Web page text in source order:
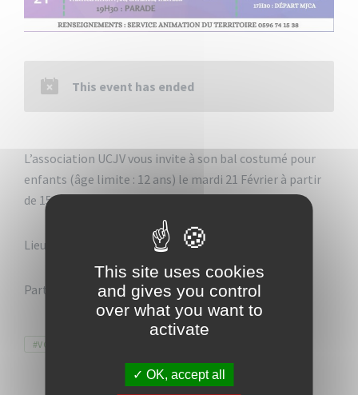
This event has ended
L’association UCJV vous invite à son bal costumé pour
enfants (âge limite : 12 ans) le mardi 21 Février à partir
de 15h30
Lieu : MJCA
Participation : jus, gâteaux, tartes…
Tags
#VOKLEN
This site uses cookies
and gives you control
over what you want to
activate
OK, accept all